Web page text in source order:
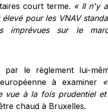
court terme. « Il n'y
pour les VNAV
imprévues sur le
le règlement lui-
à examiner
vue à la fois prudentiel
chaud à Bruxelles.